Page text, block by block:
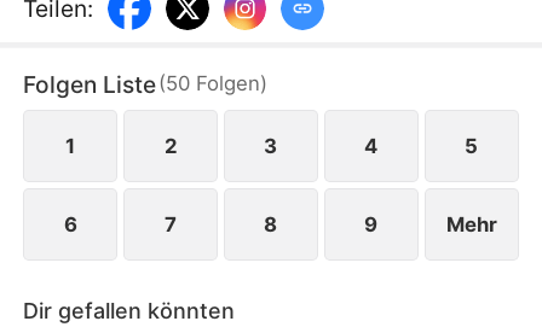
steht sie nun mit nichts da. Gerade als sie ganz
und bringen sie zurück zum Anwesen der Familie
Hart.
Teilen:
Folgen Liste(50 Folgen)
1 2 3 4 5
6 7 8 9 Mehr
Dir gefallen könnten